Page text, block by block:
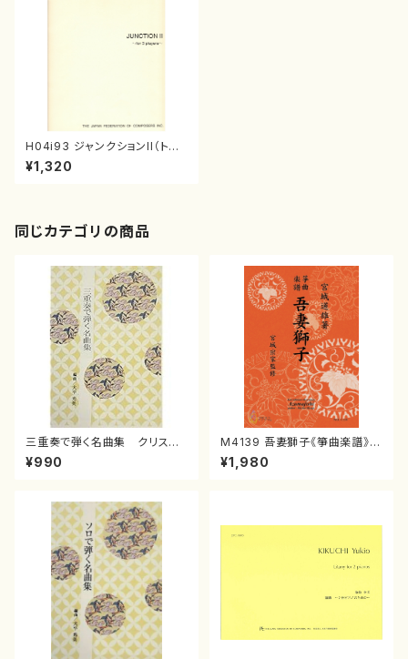
H04i93 ジャンクションII（トラ
ンペット、ピアノ、パーカッション/
本間雅夫/楽譜）
¥1,320
同じカテゴリの商品
三重奏で弾く名曲集 クリスマ
スメドレー( 箏2/大平光美 編
曲/楽譜）
¥990
M4139 吾妻獅子《箏曲楽譜》
（箏/宮城道雄著・宮城宗家監修/
箏曲古典楽譜）
¥1,980